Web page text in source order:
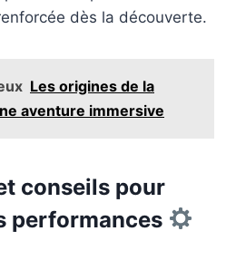
dès la découverte.
Les origines de la
aventure immersive
conseils pour
performances